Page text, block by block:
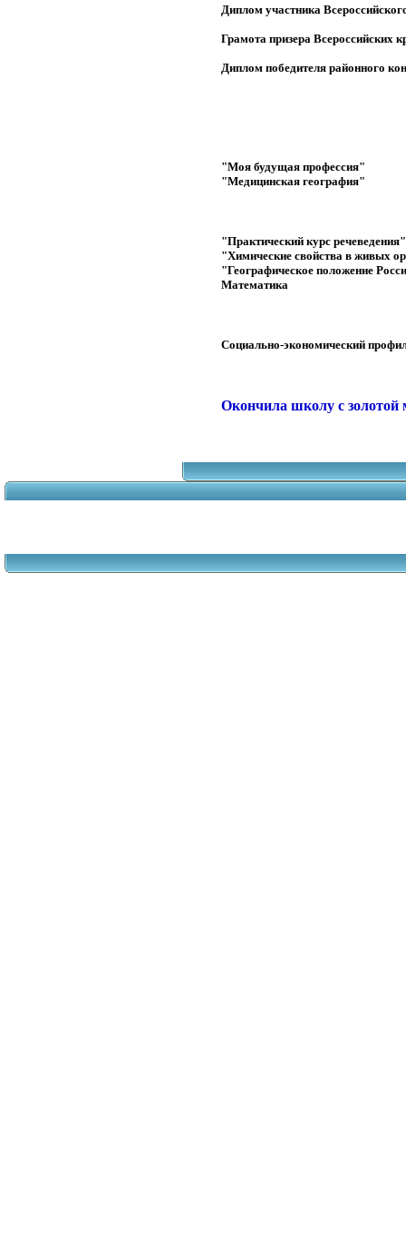
Диплом участника
Грамота призера Всероссийских
Диплом победителя районного
"Моя будущая профессия"
"Медицинская география"
"Практический курс речеведения"
"Химические свойства в живых
"Географическое положение
Математика
Социально-экономический
Окончила школу с